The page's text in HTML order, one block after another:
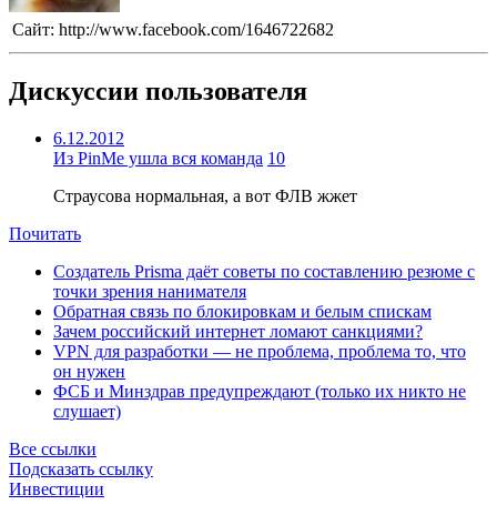
Сайт: http://www.facebook.com/1646722682
Дискуссии пользователя
6.12.2012
Из PinMe ушла вся команда 10
Страусова нормальная, а вот ФЛВ жжет
Почитать
Создатель Prisma даёт советы по составлению резюме с
точки зрения нанимателя
Обратная связь по блокировкам и белым спискам
Зачем российский интернет ломают санкциями?
VPN для разработки — не проблема, проблема то, что
он нужен
ФСБ и Минздрав предупреждают (только их никто не
слушает)
Все ссылки
Подсказать ссылку
Инвестиции